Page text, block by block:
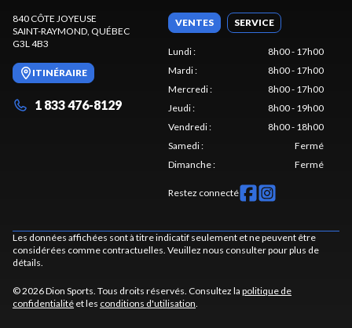
840 CÔTE JOYEUSE
SAINT-RAYMOND, QUÉBEC
G3L 4B3
ITINÉRAIRE
1 833 476-8129
VENTES SERVICE
Lundi:
8h00 - 17h00
Mardi:
8h00 - 17h00
Mercredi:
8h00 - 17h00
Jeudi:
8h00 - 19h00
Vendredi:
8h00 - 18h00
Samedi:
Fermé
Dimanche: Fermé
Restez connecté
Les données affichées sont à titre indicatif seulement et ne peuvent être
considérées comme contractuelles. Veuillez nous consulter pour plus de
détails.
© 2026 Dion Sports. Tous droits réservés. Consultez la politique de
confidentialité et les conditions d'utilisation.